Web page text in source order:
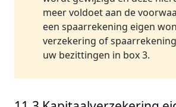
meer voldoet aan de
een spaarrekening eigen
verzekering of
uw bezittingen in box 3.